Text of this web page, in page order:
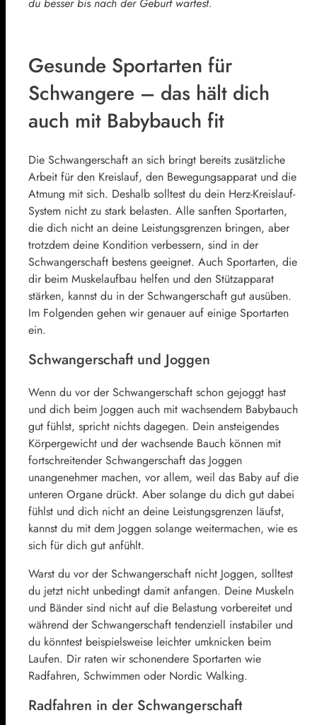
du besser bis nach der Geburt wartest.
Gesunde Sportarten für
Schwangere – das hält dich
auch mit Babybauch fit
Die Schwangerschaft an sich bringt bereits zusätzliche
Arbeit für den Kreislauf, den Bewegungsapparat und die
Atmung mit sich. Deshalb solltest du dein Herz-Kreislauf-
System nicht zu stark belasten. Alle sanften Sportarten,
die dich nicht an deine Leistungsgrenzen bringen, aber
trotzdem deine Kondition verbessern, sind in der
Schwangerschaft bestens geeignet. Auch Sportarten, die
dir beim Muskelaufbau helfen und den Stützapparat
stärken, kannst du in der Schwangerschaft gut ausüben.
Im Folgenden gehen wir genauer auf einige Sportarten
ein.
Schwangerschaft und Joggen
Wenn du vor der Schwangerschaft schon gejoggt hast
und dich beim Joggen auch mit wachsendem Babybauch
gut fühlst, spricht nichts dagegen. Dein ansteigendes
Körpergewicht und der wachsende Bauch können mit
fortschreitender Schwangerschaft das Joggen
unangenehmer machen, vor allem, weil das Baby auf die
unteren Organe drückt. Aber solange du dich gut dabei
fühlst und dich nicht an deine Leistungsgrenzen läufst,
kannst du mit dem Joggen solange weitermachen, wie es
sich für dich gut anfühlt.
Warst du vor der Schwangerschaft nicht Joggen, solltest
du jetzt nicht unbedingt damit anfangen. Deine Muskeln
und Bänder sind nicht auf die Belastung vorbereitet und
während der Schwangerschaft tendenziell instabiler und
du könntest beispielsweise leichter umknicken beim
Laufen. Dir raten wir schonendere Sportarten wie
Radfahren, Schwimmen oder Nordic Walking.
Radfahren in der Schwangerschaft